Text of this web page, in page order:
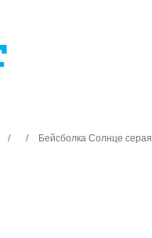
/ / Бейсболка Солнце серая